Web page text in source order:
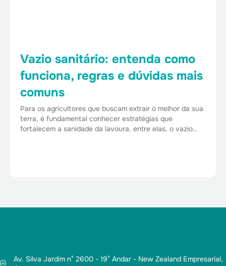
Vazio sanitário: entenda como
funciona, regras e dúvidas mais
comuns
Para os agricultores que buscam extrair o melhor da sua
terra, é fundamental conhecer estratégias que
fortalecem a sanidade da lavoura, entre elas, o vazio…
Av. Silva Jardim n° 2600 - 19° Andar - New Zealand Empresarial,